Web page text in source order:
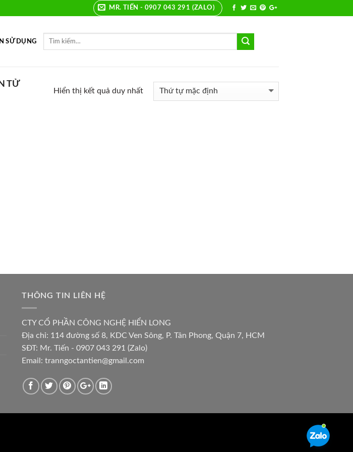
MR. TIẾN - 0907 043 291 (ZALO)
SỬ DỤNG
TỬ
Hiển thị kết quả duy nhất
THÔNG TIN LIÊN HỆ
CTY CỔ PHẦN CÔNG NGHỆ HIỂN LONG
Địa chỉ: 114 đường số 8, KDC Ven Sông, P. Tân Phong, Quận 7, HCM
SĐT: Mr. Tiến - 0907 043 291 (Zalo)
Email: tranngoctantien@gmail.com